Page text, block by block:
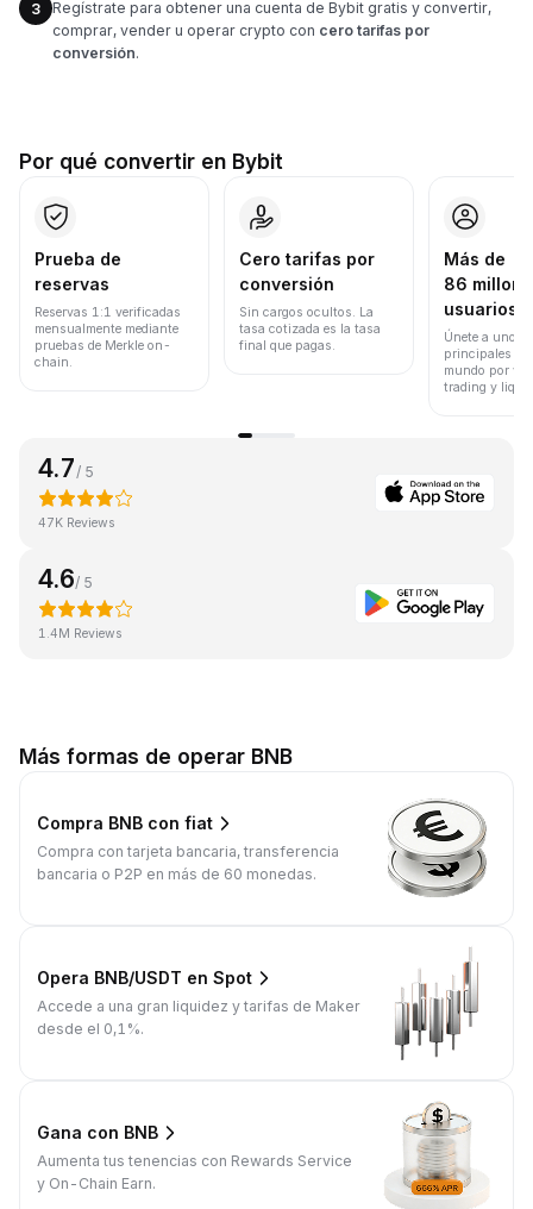
3
Regístrate para obtener una cuenta de Bybit gratis y convertir,
comprar, vender u operar crypto con cero tarifas por
conversión.
Por qué convertir en Bybit
Prueba de
reservas
Reservas 1:1 verificadas
mensualmente mediante
pruebas de Merkle on-
chain.
Cero tarifas por
conversión
Sin cargos ocultos. La
tasa cotizada es la tasa
final que pagas.
Más de
86
usuarios
Únete a uno
principales
mundo por
trading y
4.7 / 5
47K Reviews
4.6/ 5
1.4M Reviews
Más formas de operar BNB
Compra BNB con fiat
Compra con tarjeta bancaria, transferencia
bancaria o P2P en más de 60 monedas.
Opera BNB/USDT en Spot
Accede a una gran liquidez y tarifas de Maker
desde el 0,1%.
Gana con BNB
Aumenta tus tenencias con Rewards Service
y On-Chain Earn.